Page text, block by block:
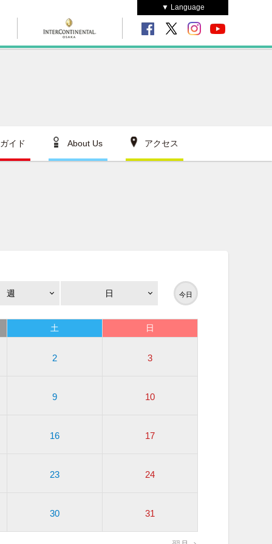
▼ Language
イド About Us アクセス
週 日 今日
土 日
2 3
9 10
16 17
23 24
30 31